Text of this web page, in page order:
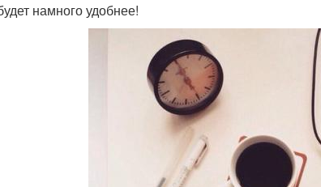
намного удобнее!